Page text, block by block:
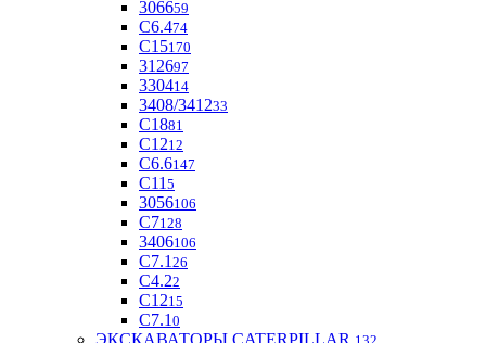
306659
С6.474
С15170
312697
330414
3408/341233
С1881
C1212
С6.6147
C11 5
3056106
С7128
3406106
C7.1 26
C4.22
С1215
С7.1 0
ЭКСКАВАТОРЫ CATERPILLAR